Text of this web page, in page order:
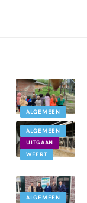
ALGEMEEN
ALGEMEEN
UITGAAN
WEERT
ALGEMEEN